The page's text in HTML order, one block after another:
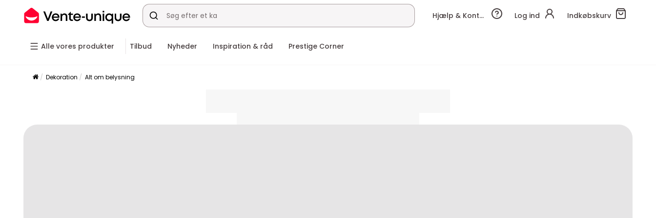
Hjælp & Kontakt Log ind Indkøbskurv
Alle vores produkter Tilbud Nyheder Inspiration & råd Prestige Corner
Dekoration Alt om belysning